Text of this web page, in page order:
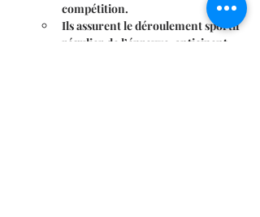
compétition.
Ils assurent le déroulement sportif
régulier de l’épreuve, anticipent,